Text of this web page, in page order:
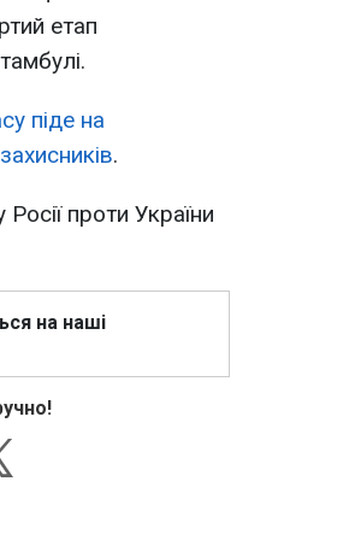
етап
піде на
.
проти України
на наші